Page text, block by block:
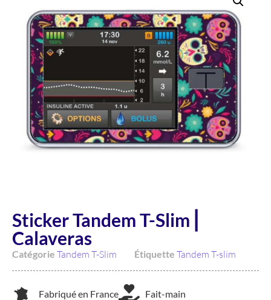
Sticker Tandem T-Slim ⎜
Calaveras
Catégorie Tandem T-Slim Étiquette Tandem T-slim
Fabriqué en France Fait-main